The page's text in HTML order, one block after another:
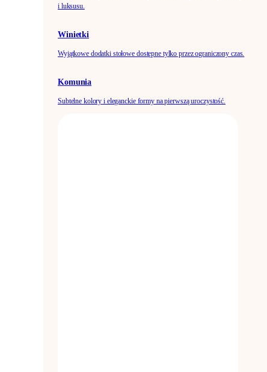
i luksusu.
Winietki
Wyjątkowe dodatki stołowe dostępne tylko przez ograniczony czas.
Komunia
Subtelne kolory i eleganckie formy na pierwszą uroczystość.